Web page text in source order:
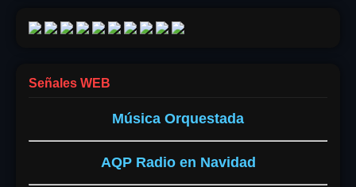
Señales WEB
Música Orquestada
AQP Radio en Navidad